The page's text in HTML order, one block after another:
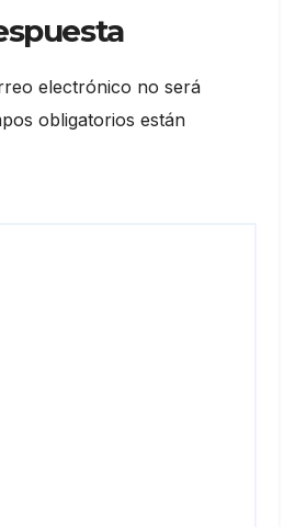
electrónico no será
obligatorios están